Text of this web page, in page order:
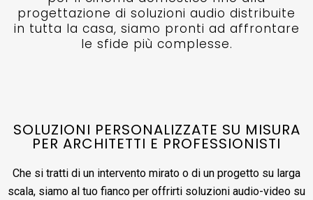
progettazione di soluzioni audio distribuite
in tutta la casa, siamo pronti ad affrontare
le sfide più complesse.
SOLUZIONI PERSONALIZZATE SU MISURA
PER ARCHITETTI E PROFESSIONISTI
Che si tratti di un intervento mirato o di un progetto su larga
scala, siamo al tuo fianco per offrirti soluzioni audio-video su